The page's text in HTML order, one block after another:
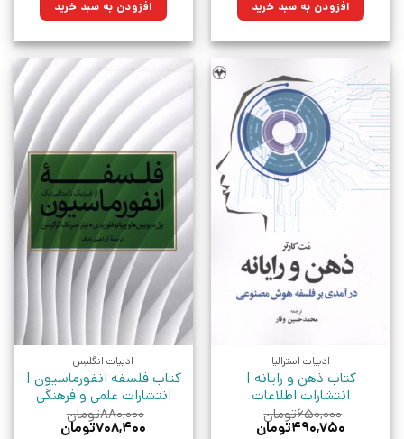
بود.
افزودن به سبد خرید بود.
افزودن به سبد خرید
ادبیات استرالیا
کتاب ذهن و رایانه |
انتشارات اطلاعات
۶۵۰,۰۰۰تومان
قیمت
۴۹۰,۷۵۰تومان
ادبیات انگلیس
کتاب فلسفه انفورماسیون |
انتشارات علمی و فرهنگی
۸۸۰,۰۰۰تومان
قیمت
۷۰۸,۴۰۰تومان